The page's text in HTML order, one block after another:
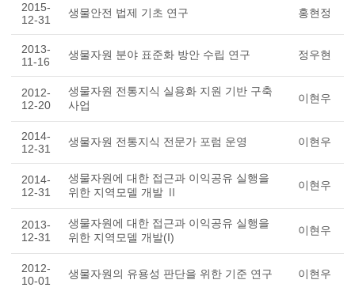
2015-
12-31
생물안전 법제 기초 연구 홍현정
2013-
11-16
생물자원 분야 표준화 방안 수립 연구 정우현
2012-
12-20
생물자원 전통지식 실용화 지원 기반 구축
사업
이현우
2014-
12-31
생물자원 전통지식 전문가 포럼 운영 이현우
2014-
12-31
생물자원에 대한 접근과 이익공유 실행을
위한 지역모델 개발 Ⅱ
이현우
2013-
12-31
생물자원에 대한 접근과 이익공유 실행을
위한 지역모델 개발(I)
이현우
2012-
10-01
생물자원의 유용성 판단을 위한 기준 연구 이현우